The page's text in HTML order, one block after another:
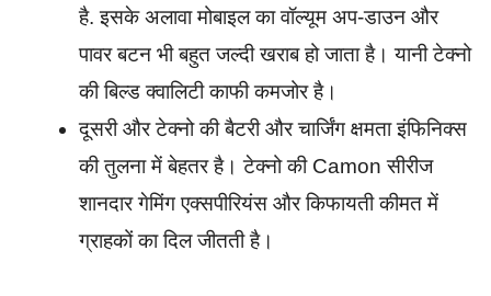
है. इसके अलावा मोबाइल का वॉल्यूम अप-डाउन और
पावर बटन भी बहुत जल्दी खराब हो जाता है। यानी टेक्नो
की बिल्ड क्वालिटी काफी कमजोर है।
दूसरी और टेक्नो की बैटरी और चार्जिंग क्षमता इंफिनिक्स
की तुलना में बेहतर है। टेक्नो की Camon सीरीज
शानदार गेमिंग एक्सपीरियंस और किफायती कीमत में
ग्राहकों का दिल जीतती है।